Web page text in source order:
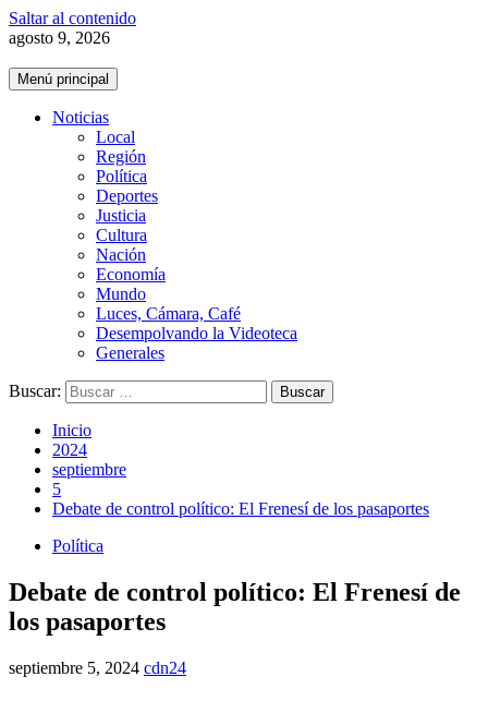
Saltar al contenido
agosto 9, 2026
Menú principal
Noticias
Local
Región
Política
Deportes
Justicia
Cultura
Nación
Economía
Mundo
Luces, Cámara, Café
Desempolvando la Videoteca
Generales
Buscar:
Inicio
2024
septiembre
5
Debate de control político: El Frenesí de los pasaportes
Política
Debate de control político: El Frenesí de
los pasaportes
septiembre 5, 2024 cdn24